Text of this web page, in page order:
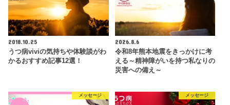
2018.10.25
うつ病viviの気持ちや体験談がわ
かるおすすめ記事12選！
2026.8.6
令和8年熊本地震をきっかけに考
える～精神障がいを持つ私なりの
災害への備え～
メッセージ メッセージ